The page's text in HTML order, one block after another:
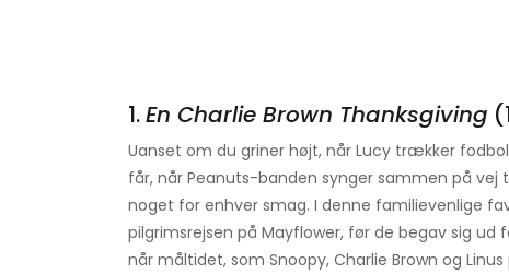
1.En Charlie Brown Thanksgiving
Uanset om du griner højt, når Lucy trækker
får, når Peanuts-banden synger sammen på vej
noget for enhver smag. I denne familievenlige
pilgrimsrejsen på Mayflower, før de begav sig
når måltidet, som Snoopy, Charlie Brown og